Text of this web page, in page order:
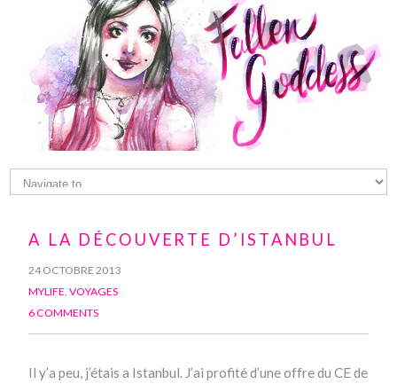
A LA DÉCOUVERTE D’ISTANBUL
24 OCTOBRE 2013
MYLIFE,VOYAGES
6 COMMENTS
Il y’a peu, j’étais a Istanbul. J’ai profité d’une offre du CE de